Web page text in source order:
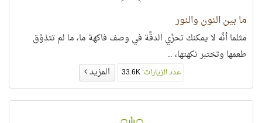
ما بين النون والنور
مثلما أنَّه لا يمكنك تحرِّي الدقَّة في وصف فاكهة ما، ما لم تتذوَّق
طعمها وتختبر نكهتها، ..
عدد الزيارات:33.6K المزيد